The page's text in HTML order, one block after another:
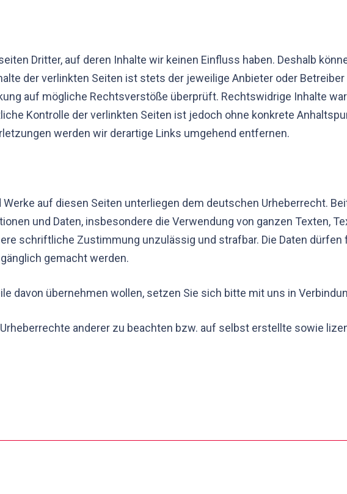
Dritter, auf deren Inhalte wir keinen Einfluss haben. Deshalb
der verlinkten Seiten ist stets der jeweilige Anbieter oder
auf mögliche Rechtsverstöße überprüft. Rechtswidrige Inhalte
Kontrolle der verlinkten Seiten ist jedoch ohne konkrete
werden wir derartige Links umgehend entfernen.
auf diesen Seiten unterliegen dem deutschen Urheberrecht.
und Daten, insbesondere die Verwendung von ganzen Texten,
schriftliche Zustimmung unzulässig und strafbar. Die Daten
gemacht werden.
davon übernehmen wollen, setzen Sie sich bitte mit uns in
anderer zu beachten bzw. auf selbst erstellte sowie